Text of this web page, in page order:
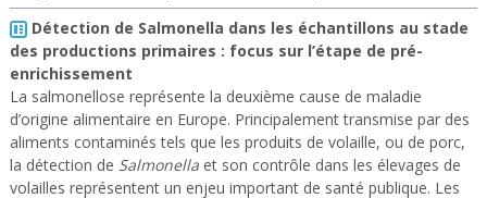
Détection de Salmonella dans les échantillons au stade
des productions primaires : focus sur l’étape de pré-
enrichissement
La salmonellose représente la deuxième cause de maladie
d’origine alimentaire en Europe. Principalement transmise par des
aliments contaminés tels que les produits de volaille, ou de porc,
la détection de Salmonella et son contrôle dans les élevages de
volailles représentent un enjeu important de santé publique. Les